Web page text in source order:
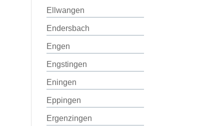
Ellwangen
Endersbach
Engen
Engstingen
Eningen
Eppingen
Ergenzingen